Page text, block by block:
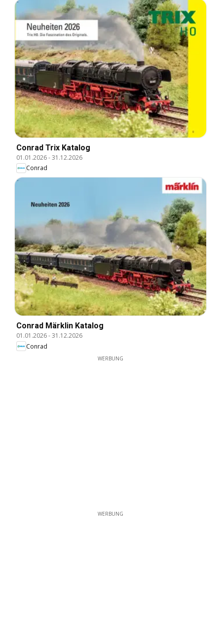
Conrad Trix Katalog
01.01.2026-31.12.2026
Conrad
Conrad Märklin Katalog
01.01.2026-31.12.2026
Conrad
WERBUNG
WERBUNG